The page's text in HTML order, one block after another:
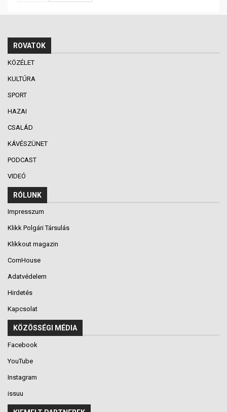
ROVATOK
KÖZÉLET
KULTÚRA
SPORT
HAZAI
CSALÁD
KÁVÉSZÜNET
PODCAST
VIDEÓ
RÓLUNK
Impresszum
Klikk Polgári Társulás
Klikkout magazin
CornHouse
Adatvédelem
Hirdetés
Kapcsolat
KÖZÖSSÉGI MÉDIA
Facebook
YouTube
Instagram
issuu